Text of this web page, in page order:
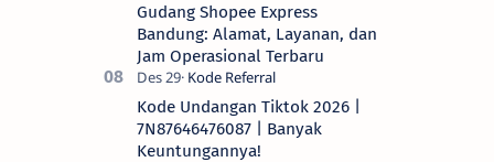
Gudang Shopee Express
Bandung: Alamat, Layanan, dan
Jam Operasional Terbaru
Kode Undangan Tiktok 2026 |
7N87646476087 | Banyak
Keuntungannya!